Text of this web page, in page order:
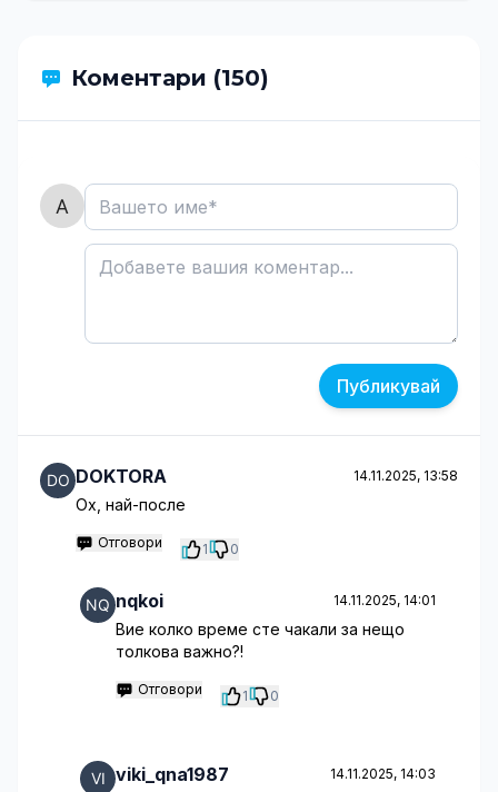
Коментари (150)
Публикувай
DOKTORA 14.11.2025, 13:58
Ох, най-после
Отговори 1 0
nqkoi 14.11.2025, 14:01
Вие колко време сте чакали за нещо
толкова важно?!
Отговори 1 0
viki_qna1987 14.11.2025, 14:03